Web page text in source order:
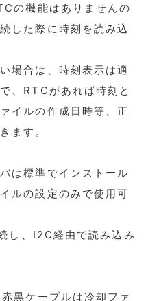
の機能はありませんの
した際に時刻を読み込
場合は、時刻表示は適
、RTCがあれば時刻と
イルの作成日時等、正
ます。
は標準でインストール
ルの設定のみで使用可
し、I2C経由で読み込み
黒ケーブルは冷却ファ